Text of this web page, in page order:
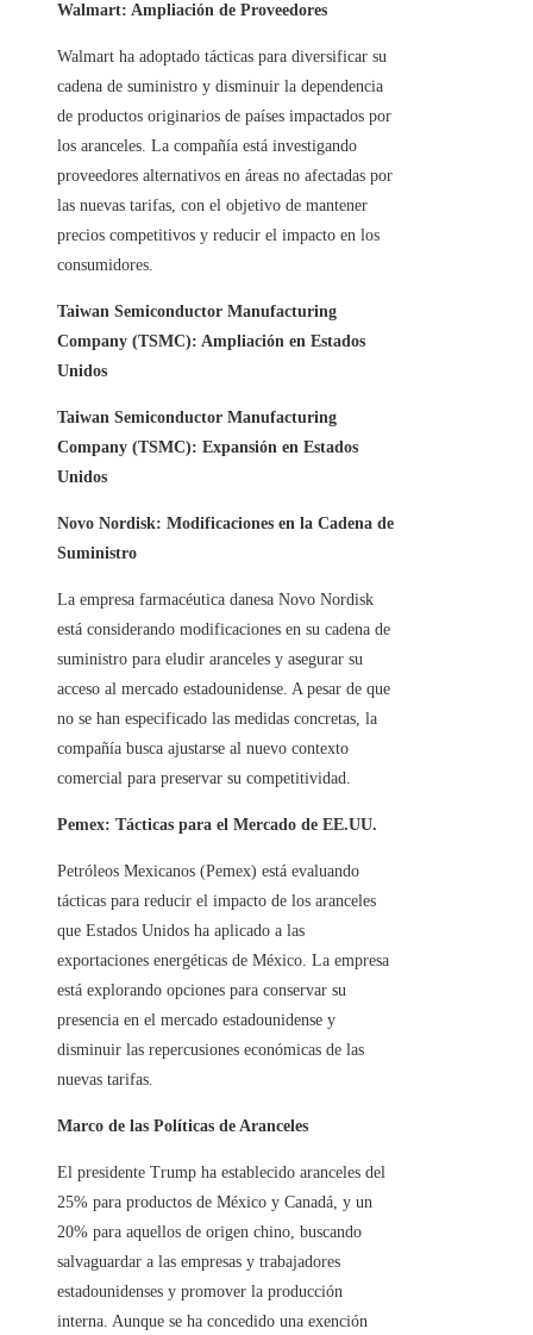
Walmart: Ampliación de Proveedores
Walmart ha adoptado tácticas para diversificar su
cadena de suministro y disminuir la dependencia
de productos originarios de países impactados por
los aranceles. La compañía está investigando
proveedores alternativos en áreas no afectadas por
las nuevas tarifas, con el objetivo de mantener
precios competitivos y reducir el impacto en los
consumidores.​
Taiwan Semiconductor Manufacturing
Company (TSMC): Ampliación en Estados
Unidos
Taiwan Semiconductor Manufacturing
Company (TSMC): Expansión en Estados
Unidos
Novo Nordisk: Modificaciones en la Cadena de
Suministro
La empresa farmacéutica danesa Novo Nordisk
está considerando modificaciones en su cadena de
suministro para eludir aranceles y asegurar su
acceso al mercado estadounidense. A pesar de que
no se han especificado las medidas concretas, la
compañía busca ajustarse al nuevo contexto
comercial para preservar su competitividad.​
Pemex: Tácticas para el Mercado de EE.UU.
Petróleos Mexicanos (Pemex) está evaluando
tácticas para reducir el impacto de los aranceles
que Estados Unidos ha aplicado a las
exportaciones energéticas de México. La empresa
está explorando opciones para conservar su
presencia en el mercado estadounidense y
disminuir las repercusiones económicas de las
nuevas tarifas.
Marco de las Políticas de Aranceles
El presidente Trump ha establecido aranceles del
25% para productos de México y Canadá, y un
20% para aquellos de origen chino, buscando
salvaguardar a las empresas y trabajadores
estadounidenses y promover la producción
interna. Aunque se ha concedido una exención